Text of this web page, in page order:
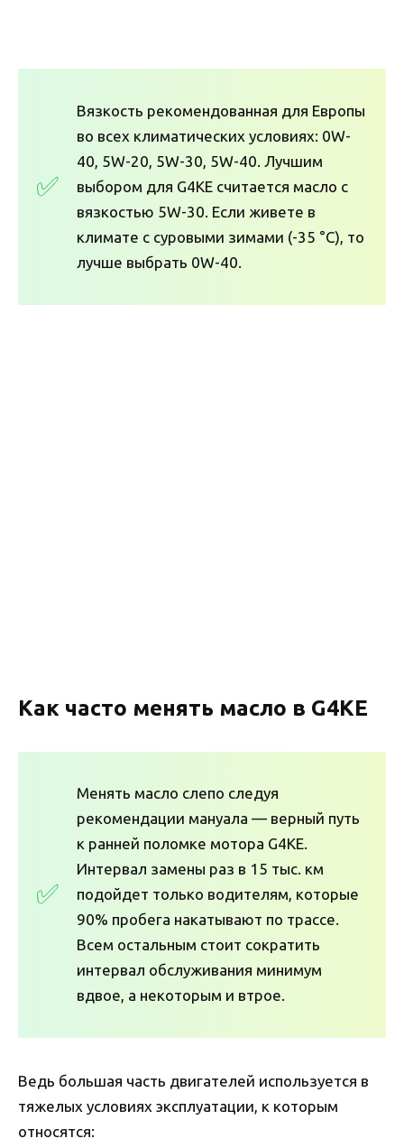
Вязкость рекомендованная для Европы
во всех климатических условиях: 0W-
40, 5W-20, 5W-30, 5W-40. Лучшим
выбором для G4KE считается масло с
вязкостью 5W-30. Если живете в
климате с суровыми зимами (-35 °C), то
лучше выбрать 0W-40.
Как часто менять масло в G4KE
Менять масло слепо следуя
рекомендации мануала — верный путь
к ранней поломке мотора G4KE.
Интервал замены раз в 15 тыс. км
подойдет только водителям, которые
90% пробега накатывают по трассе.
Всем остальным стоит сократить
интервал обслуживания минимум
вдвое, а некоторым и втрое.
Ведь большая часть двигателей используется в
тяжелых условиях эксплуатации, к которым
относятся: